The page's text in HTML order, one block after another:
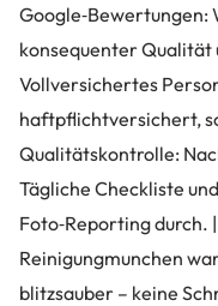
Google‑Bewertungen:
konsequenter Qualität
Vollversichertes
haftpflichtversichert,
Qualitätskontrolle:
Tägliche Checkliste
Foto‑Reporting durch.
Reinigungmunchen
blitzsauber – keine